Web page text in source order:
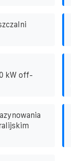
kW off-